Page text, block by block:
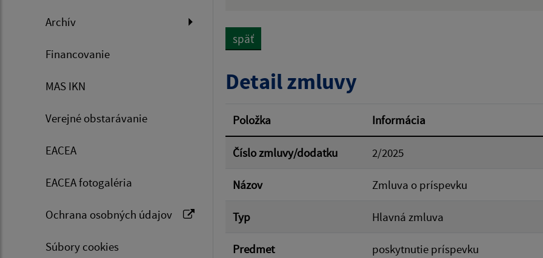
Archív
Financovanie
MAS IKN
Verejné obstarávanie
EACEA
EACEA fotogaléria
Ochrana osobných údajov
Súbory cookies
Suma od:
späť
Detail zmluvy
Položka Informácia
Číslo zmluvy/dodatku 2/2025
Názov Zmluva o príspevku
Typ Hlavná zmluva
Predmet poskytnutie príspevku